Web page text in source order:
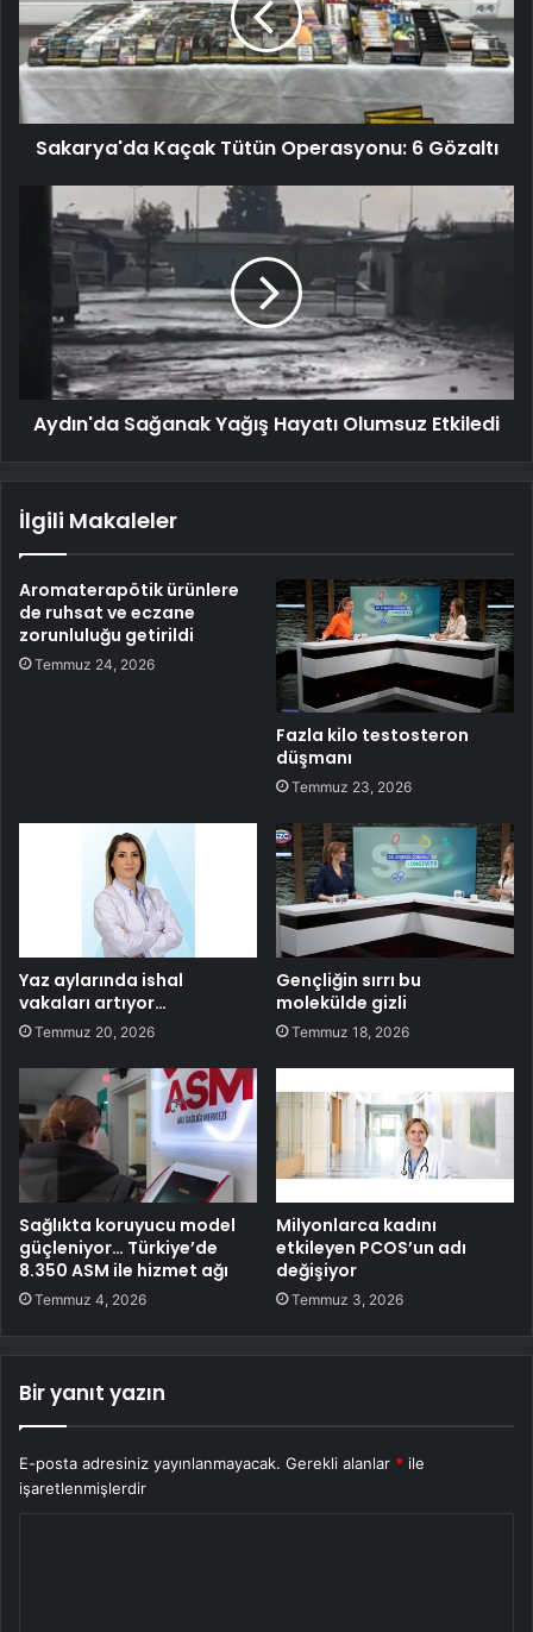
Sakarya'da Kaçak Tütün Operasyonu: 6 Gözaltı
Aydın'da Sağanak Yağış Hayatı Olumsuz Etkiledi
İlgili Makaleler
Aromaterapötik ürünlere
de ruhsat ve eczane
zorunluluğu getirildi
Temmuz 24, 2026
Fazla kilo testosteron
düşmanı
Temmuz 23, 2026
Yaz aylarında ishal
vakaları artıyor…
Temmuz 20, 2026
Gençliğin sırrı bu
molekülde gizli
Temmuz 18, 2026
Sağlıkta koruyucu model
güçleniyor… Türkiye’de
8.350 ASM ile hizmet ağı
Temmuz 4, 2026
Milyonlarca kadını
etkileyen PCOS’un adı
değişiyor
Temmuz 3, 2026
Bir yanıt yazın
E-posta adresiniz yayınlanmayacak. Gerekli alanlar * ile
işaretlenmişlerdir